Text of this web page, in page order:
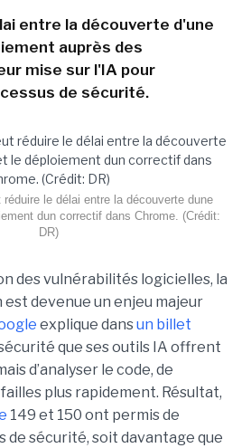
entre la découverte d'une
auprès des
mise sur l'IA pour
de sécurité.
le délai entre la découverte dune
dun correctif dans Chrome. (Crédit:
DR)
des vulnérabilités logicielles, la
devenue un enjeu majeur
explique dansun billet
que ses outils IA offrent
d’analyser le code, de
plus rapidement. Résultat,
149 et 150 ont permis de
de sécurité, soit davantage que